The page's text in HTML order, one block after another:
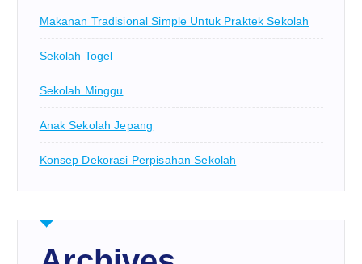
Makanan Tradisional Simple Untuk Praktek Sekolah
Sekolah Togel
Sekolah Minggu
Anak Sekolah Jepang
Konsep Dekorasi Perpisahan Sekolah